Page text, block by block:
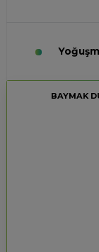
BAYMAK